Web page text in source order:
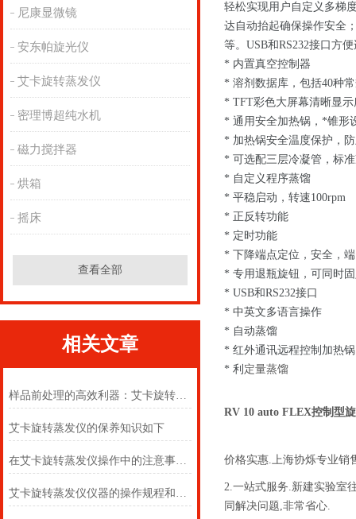
尼康显微镜
安东帕旋光仪
艾卡旋转蒸发仪
密理博超纯水机
磁力搅拌器
烘箱
摇床
查看全部
相关文章
样品前处理的高效利器：艾卡旋转蒸发仪的技术架构与应用实践
艾卡旋转蒸发仪的保养知识如下
在艾卡旋转蒸发仪操作中的注意事项及维护方法如下
艾卡旋转蒸发仪仪器的操作规程和搬运要求
轻松实现用户自定义多梯
达自动抬起确保操作安全
等。USB和RS232接口方
* 内置真空控制器
* 溶剂数据库，包括40种
* TFT彩色大屏幕清晰显
* 通用安全加热锅，*锥形
* 加热锅安全温度保护，
* 可选配三层冷凝管，标
* 自定义程序蒸馏
* 平稳启动，转速100rpm
* 正反转功能
* 定时功能
* 下降端点定位，安全，
* 专用退瓶旋钮，可同时
* USB和RS232接口
* 中英文多语言操作
* 自动蒸馏
* 红外通讯远程控制加热锅
* 利 定量蒸馏
RV 10 auto FLEX控制型
价格实惠.上海协烁专业销
2.一站式服务.新建实验室
同解决问题,非常省心.